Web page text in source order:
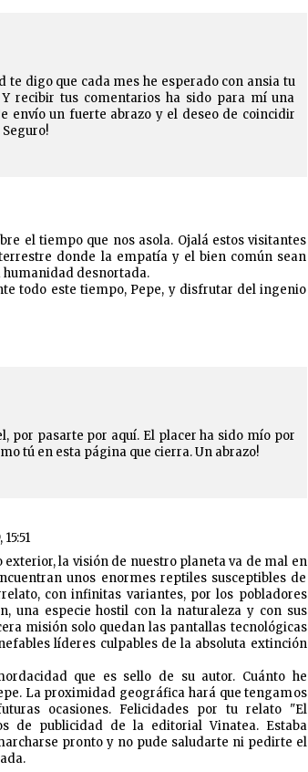
te digo que cada mes he esperado con ansia tu
recibir tus comentarios ha sido para mí una
envío un fuerte abrazo y el deseo de coincidir
el tiempo que nos asola. Ojalá estos visitantes
donde la empatía y el bien común sean
humanidad desnortada.
todo este tiempo, Pepe, y disfrutar del ingenio
por pasarte por aquí. El placer ha sido mío por
tú en esta página que cierra. Un abrazo!
15:51
exterior, la visión de nuestro planeta va de mal en
unos enormes reptiles susceptibles de
con infinitas variantes, por los pobladores
una especie hostil con la naturaleza y con sus
misión solo quedan las pantallas tecnológicas
líderes culpables de la absoluta extinción
que es sello de su autor. Cuánto he
La proximidad geográfica hará que tengamos
ocasiones. Felicidades por tu relato "El
de publicidad de la editorial Vinatea. Estaba
pronto y no pude saludarte ni pedirte el